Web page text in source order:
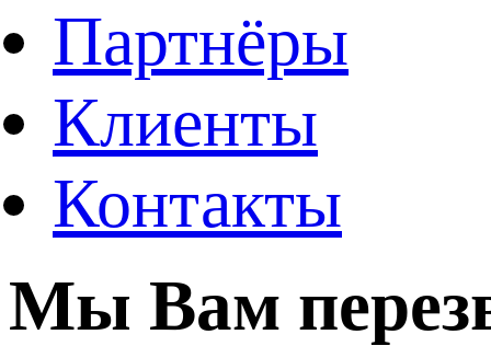
Партнёры
Клиенты
Контакты
Мы Вам